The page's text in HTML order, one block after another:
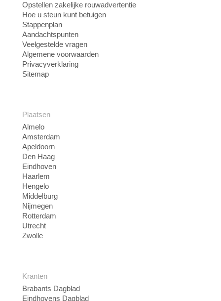
Opstellen zakelijke rouwadvertentie
Hoe u steun kunt betuigen
Stappenplan
Aandachtspunten
Veelgestelde vragen
Algemene voorwaarden
Privacyverklaring
Sitemap
Plaatsen
Almelo
Amsterdam
Apeldoorn
Den Haag
Eindhoven
Haarlem
Hengelo
Middelburg
Nijmegen
Rotterdam
Utrecht
Zwolle
Kranten
Brabants Dagblad
Eindhovens Dagblad